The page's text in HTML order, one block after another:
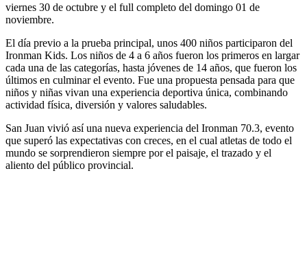
viernes 30 de octubre y el full completo del domingo 01 de
noviembre.
El día previo a la prueba principal, unos 400 niños participaron del
Ironman Kids. Los niños de 4 a 6 años fueron los primeros en largar
cada una de las categorías, hasta jóvenes de 14 años, que fueron los
últimos en culminar el evento. Fue una propuesta pensada para que
niños y niñas vivan una experiencia deportiva única, combinando
actividad física, diversión y valores saludables.
San Juan vivió así una nueva experiencia del Ironman 70.3, evento
que superó las expectativas con creces, en el cual atletas de todo el
mundo se sorprendieron siempre por el paisaje, el trazado y el
aliento del público provincial.